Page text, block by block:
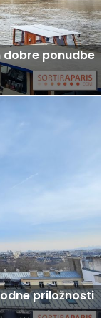
dobre ponudbe
priložnosti